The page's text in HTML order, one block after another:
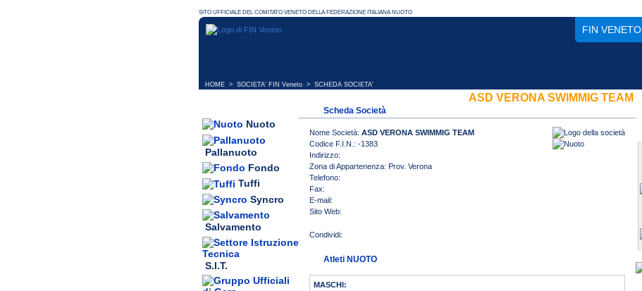
FIN VENETO
HOME > SOCIETA' FIN Veneto > SCHEDA SOCIETA'
Nuoto
Pallanuoto
Fondo
Tuffi
Syncro
Salvamento
S.I.T.
ASD VERONA SWIMMIG TEAM
Scheda Società
Nome Società: ASD VERONA SWIMMIG TEAM
Codice F.I.N.: -1383
Indirizzo:
Zona di Appartenenza: Prov. Verona
Telefono:
Fax:
E-mail:
Sito Web:
Atleti NUOTO
MASCHI: